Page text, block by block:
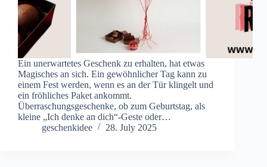
Ein unerwartetes Geschenk zu erhalten, hat etwas
Magisches an sich. Ein gewöhnlicher Tag kann zu
einem Fest werden, wenn es an der Tür klingelt und
ein fröhliches Paket ankommt.
Überraschungsgeschenke, ob zum Geburtstag, als
kleine „Ich denke an dich“-Geste oder…
geschenkidee
28. July 2025